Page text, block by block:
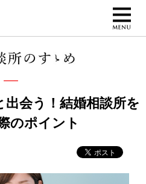
会う！結婚相談所を
のポイント